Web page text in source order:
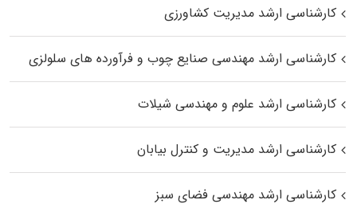
کارشناسی ارشد مدیریت کشاورزی
کارشناسی ارشد مهندسی صنایع چوب و فرآورده‌ های سلولزی
کارشناسی ارشد علوم و مهندسی شیلات
کارشناسی ارشد مدیریت و کنترل بیابان
کارشناسی ارشد مهندسی فضای سبز